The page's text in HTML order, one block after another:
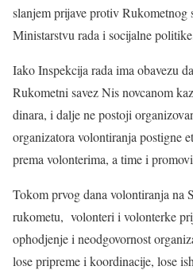
slanjem prijave protiv Rukometnog
Ministarstvu rada i socijalne
Iako Inspekcija rada ima obavezu
Rukometni savez Nis novcanom
dinara, i dalje ne postoji
organizatora volontiranja postigne
prema volonterima, a time i
Tokom prvog dana volontiranja na
rukometu, volonteri i volonterke
ophodjenje i neodgovornost
lose pripreme i koordinacije, lose